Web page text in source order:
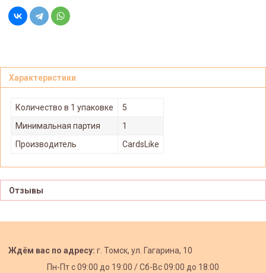
Характеристики
Количество в 1 упаковке
5
Минимальная партия
1
Производитель
CardsLike
Отзывы
Ждём вас по адресу: г. Томск, ул. Гагарина, 10
Пн-Пт с09:00 до 19:00 /Сб-Вс 09:00 до 18:00